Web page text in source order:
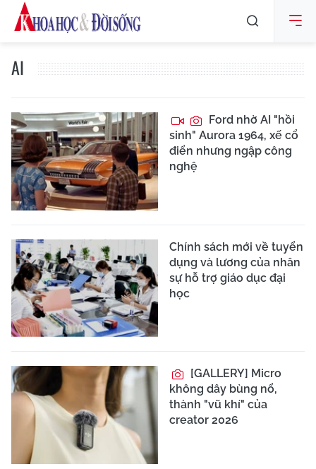
AI
Ford nhờ AI "hồi
sinh" Aurora 1964, xế cổ
điển nhưng ngập công
nghệ
Chính sách mới về tuyển
dụng và lương của nhân
sự hỗ trợ giáo dục đại
học
[GALLERY] Micro
không dây bùng nổ,
thành "vũ khí" của
creator 2026